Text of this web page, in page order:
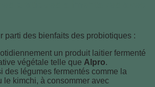
parti des bienfaits des probiotiques :
un produit laitier fermenté
végétale telle que Alpro.
des légumes fermentés comme la
le kimchi, à consommer avec